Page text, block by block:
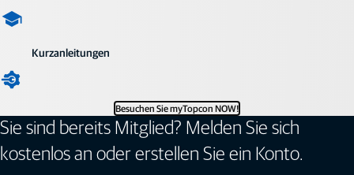
Kurzanleitungen
Besuchen Sie myTopcon NOW!
Sie sind bereits Mitglied? Melden Sie sich
kostenlos an oder erstellen Sie ein Konto.